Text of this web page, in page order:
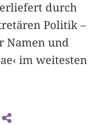
durch
Politik –
Namen und
im weitesten